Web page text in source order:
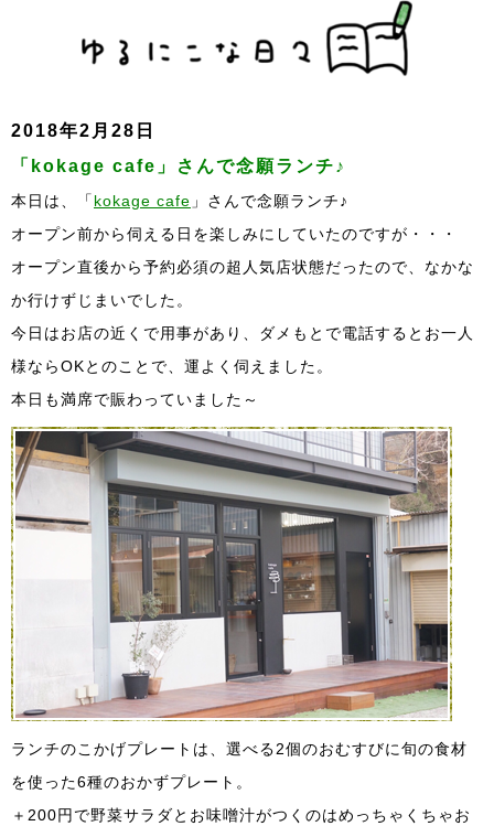
2018年2月28日
「kokage cafe」さんで念願ランチ♪
本日は、「 kokage cafe 」さんで念願ランチ♪
オープン前から伺える日を楽しみにしていたのですが・・・
オープン直後から予約必須の超人気店状態だったので、なかな
か行けずじまいでした。
今日はお店の近くで用事があり、ダメもとで電話するとお一人
様ならOKとのことで、運よく伺えました。
本日も満席で賑わっていました～
ランチのこかげプレートは、選べる2個のおむすびに旬の食材
を使った6種のおかずプレート。
＋200円で野菜サラダとお味噌汁がつくのはめっちゃくちゃお